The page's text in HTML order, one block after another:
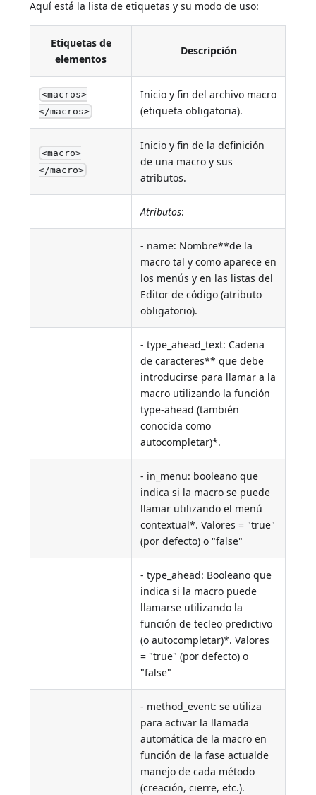
Aquí está la lista de etiquetas y su modo de uso:
Etiquetas de
elementos
Descripción
<macros>
</macros>
Inicio y fin del archivo macro
(etiqueta obligatoria).
<macro>
</macro>
Inicio y fin de la definición
de una macro y sus
atributos.
Atributos:
- name: Nombre**de la
macro tal y como aparece en
los menús y en las listas del
Editor de código (atributo
obligatorio).
- type_ahead_text: Cadena
de caracteres** que debe
introducirse para llamar a la
macro utilizando la función
type-ahead (también
conocida como
autocompletar)*.
- in_menu: booleano que
indica si la macro se puede
llamar utilizando el menú
contextual*. Valores = "true"
(por defecto) o "false"
- type_ahead: Booleano que
indica si la macro puede
llamarse utilizando la
función de tecleo predictivo
(o autocompletar)*. Valores
= "true" (por defecto) o
"false"
- method_event: se utiliza
para activar la llamada
automática de la macro en
función de la fase actualde
manejo de cada método
(creación, cierre, etc.).